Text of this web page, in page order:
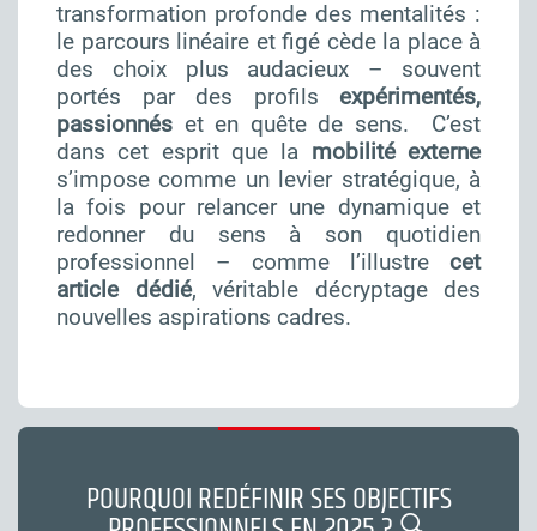
transformation profonde des mentalités :
le parcours linéaire et figé cède la place à
des choix plus audacieux – souvent
portés par des profils expérimentés,
passionnés et en quête de sens. C’est
dans cet esprit que la mobilité externe
s’impose comme un levier stratégique, à
la fois pour relancer une dynamique et
redonner du sens à son quotidien
professionnel – comme l’illustre cet
article dédié, véritable décryptage des
nouvelles aspirations cadres.
POURQUOI REDÉFINIR SES OBJECTIFS